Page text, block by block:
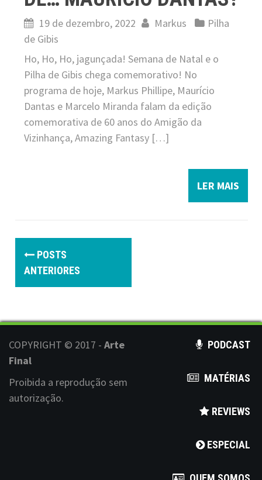
19 de dezembro, 2022 Markus
Pilha
de Gibis
Ho, Ho, Ho, jagunçada! Semana de Natal e o
Pilha de Gibis chega comemorativo! No
programa de hoje, Markus Phillipe, Maurício
Dantas e Marcelo Miranda falam da edição
comemorativa de 60 anos do Amigão da
Vizinhança, Amazing Fantasy […]
LER MAIS
P
o
s
t
s
n
a
v
POSTS
ANTERIORES
COPYRIGHT © 2017 - Arte
Final
Proibida a reprodução sem
autorização.
PODCAST
MATÉRIAS
REVIEWS
ESPECIAL